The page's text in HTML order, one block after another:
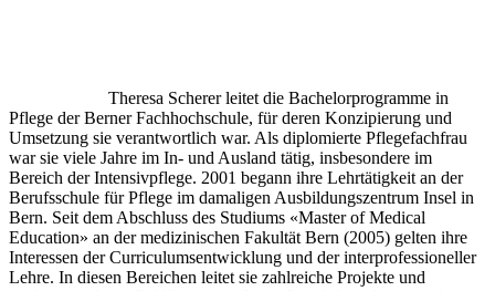
Theresa Scherer leitet die Bachelorprogramme in
Pflege der Berner Fachhochschule, für deren Konzipierung und
Umsetzung sie verantwortlich war. Als diplomierte Pflegefachfrau
war sie viele Jahre im In- und Ausland tätig, insbesondere im
Bereich der Intensivpflege. 2001 begann ihre Lehrtätigkeit an der
Berufsschule für Pflege im damaligen Ausbildungszentrum Insel in
Bern. Seit dem Abschluss des Studiums «Master of Medical
Education» an der medizinischen Fakultät Bern (2005) gelten ihre
Interessen der Curriculumsentwicklung und der interprofessioneller
Lehre. In diesen Bereichen leitet sie zahlreiche Projekte und